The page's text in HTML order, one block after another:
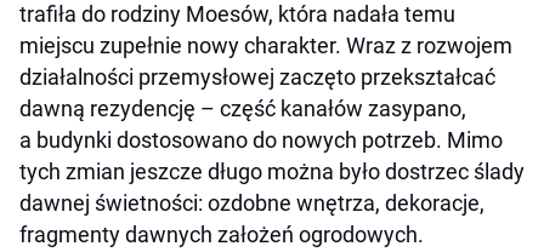
trafiła do rodziny Moesów, która nadała temu
miejscu zupełnie nowy charakter. Wraz z rozwojem
działalności przemysłowej zaczęto przekształcać
dawną rezydencję – część kanałów zasypano,
a budynki dostosowano do nowych potrzeb. Mimo
tych zmian jeszcze długo można było dostrzec ślady
dawnej świetności: ozdobne wnętrza, dekoracje,
fragmenty dawnych założeń ogrodowych.